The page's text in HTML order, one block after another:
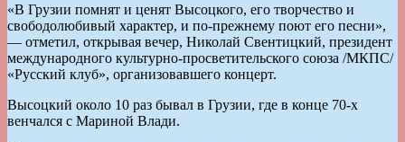
«В Грузии помнят и ценят Высоцкого, его творчество и
свободолюбивый характер, и по-прежнему поют его песни»,
— отметил, открывая вечер, Николай Свентицкий, президент
международного культурно-просветительского союза /МКПС/
«Русский клуб», организовавшего концерт.
Высоцкий около 10 раз бывал в Грузии, где в конце 70-х
венчался с Мариной Влади.